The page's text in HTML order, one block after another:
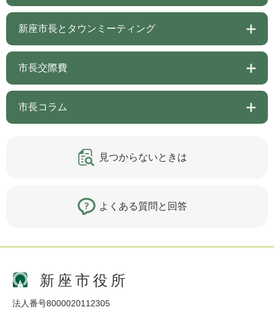
新座市長とタウンミーティング
市長交際費
市長コラム
見つからないときは
よくある質問と回答
新座市役所
法人番号8000020112305